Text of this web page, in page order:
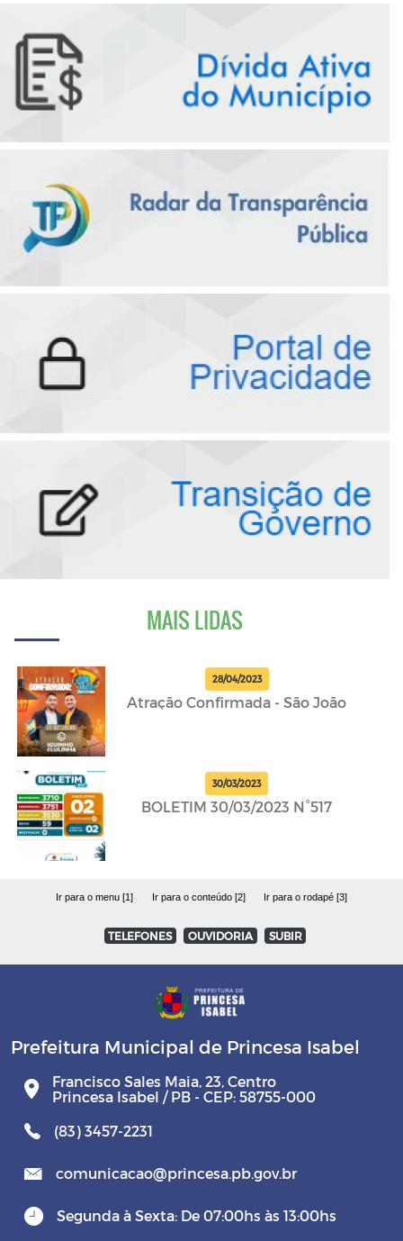
MAIS LIDAS
28/04/2023
Atração Confirmada - São João
30/03/2023
BOLETIM 30/03/2023 N°517
Ir para o menu [1] Ir para o conteúdo [2] Ir para o rodapé [3]
TELEFONES OUVIDORIA SUBIR
Prefeitura Municipal de Princesa Isabel
Francisco Sales Maia, 23, Centro
Princesa Isabel / PB - CEP: 58755-000
(83) 3457-2231
comunicacao@princesa.pb.gov.br
Segunda à Sexta: De 07:00hs às 13:00hs